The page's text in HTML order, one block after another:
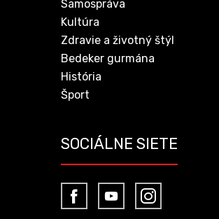
Samospráva
Kultúra
Zdravie a životný štýl
Bedeker gurmána
História
Šport
SOCIÁLNE SIETE